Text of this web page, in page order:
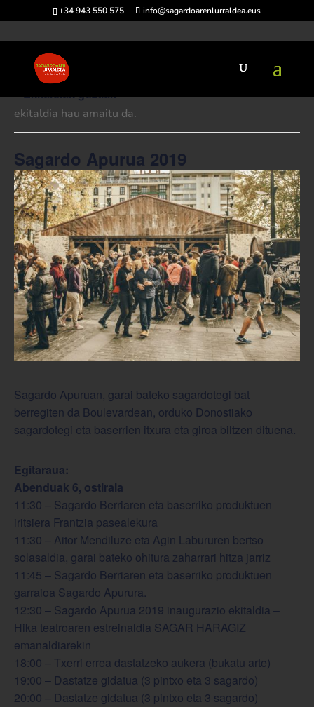
+34 943 550 575 info@sagardoarenlurraldea.eus
« Ekitaldiak guztiak
ekitaldia hau amaitu da.
Sagardo Apurua 2019
Sagardo Apuruan, garai bateko sagardotegi bat
berregiten da Boulevardean, orduko Donostiako
sagardotegi eta baserrien itxura eta giroa biltzen dituena.
Egitaraua:
Abenduak 6, ostirala
11:30 – Sagardo Berriaren eta baserriko produktuen
iritsiera Frantzia pasealekura
11:30 – Aitor Mendiluze eta Agin Labururen bertso
solasaldia, garai bateko ohitura zaharrari hitza jarriz
11:45 – Sagardo Berriaren eta baserriko produktuen
garraioa Sagardo Apurura.
12:30 – Sagardo Apurua 2019 inaugurazio ekitaldia –
Hika teatroaren estreinaldia SAGAR HARAGIZ
emanaldiarekin
18:00 – Txerri errea dastatzeko aukera (bukatu arte)
19:00 – Dastatze gidatua (3 pintxo eta 3 sagardo)
20:00 – Dastatze gidatua (3 pintxo eta 3 sagardo)